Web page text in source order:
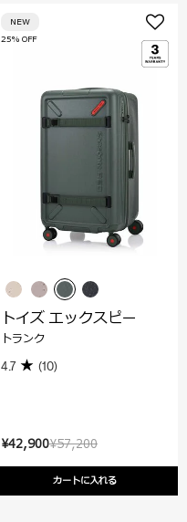
¥57,200
¥42,900
カートに入れる
25% OFF
NEW
トイズ エックスピー
トランク
4.7 (10)